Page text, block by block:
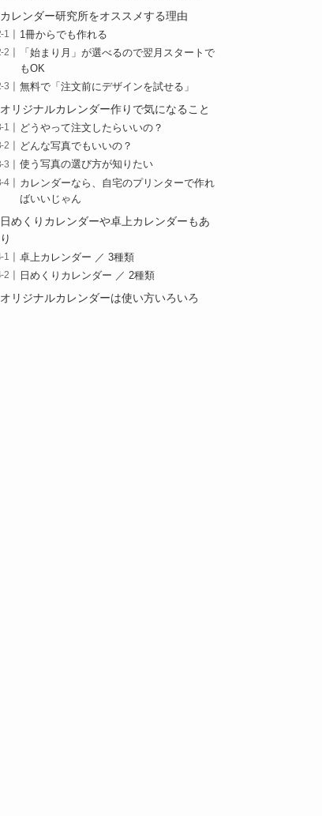
カレンダー研究所をオススメする理由
1冊からでも作れる
「始まり月」が選べるので翌月スタートで
もOK
無料で「注文前にデザインを試せる」
オリジナルカレンダー作りで気になること
どうやって注文したらいいの？
どんな写真でもいいの？
使う写真の選び方が知りたい
カレンダーなら、自宅のプリンターで作れ
ばいいじゃん
日めくりカレンダーや卓上カレンダーもあ
り
卓上カレンダー ／ 3種類
日めくりカレンダー ／ 2種類
オリジナルカレンダーは使い方いろいろ